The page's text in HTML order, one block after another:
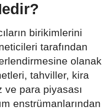
birikimlerini
tarafından
olanak
tahviller, kira
ve para piyasası
enstrümanlarından